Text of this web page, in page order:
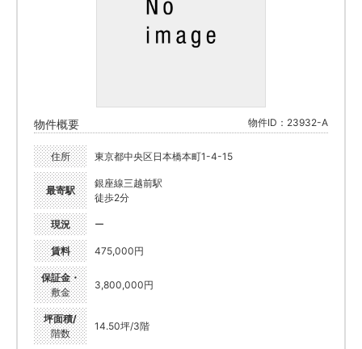
物件概要 物件ID：23932-A
住所 東京都中央区日本橋本町1-4-15
最寄駅
銀座線三越前駅
徒歩2分
現況 ー
賃料 475,000円
保証金・
敷金
3,800,000円
坪面積/
階数
14.50坪/3階